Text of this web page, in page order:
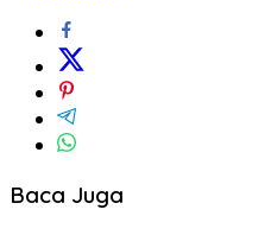
Baca Juga